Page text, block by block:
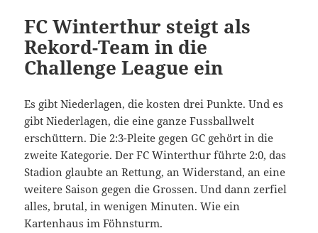
FC Winterthur steigt als
Rekord-Team in die
Challenge League ein
Es gibt Niederlagen, die kosten drei Punkte. Und es
gibt Niederlagen, die eine ganze Fussballwelt
erschüttern. Die 2:3-Pleite gegen GC gehört in die
zweite Kategorie. Der FC Winterthur führte 2:0, das
Stadion glaubte an Rettung, an Widerstand, an eine
weitere Saison gegen die Grossen. Und dann zerfiel
alles, brutal, in wenigen Minuten. Wie ein
Kartenhaus im Föhnsturm.